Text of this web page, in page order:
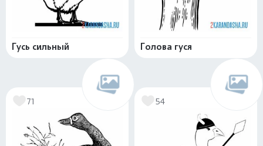
Гусь сильный Голова гуся
71 54